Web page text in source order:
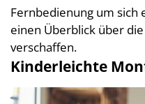
Fernbedienung um
einen Überblick über
verschaffen.
Kinderleichte